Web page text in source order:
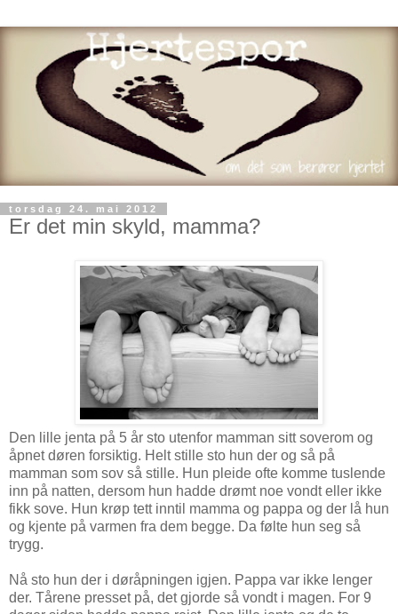
torsdag 24. mai 2012
Er det min skyld, mamma?
Den lille jenta på 5 år sto utenfor mamman sitt soverom og
åpnet døren forsiktig. Helt stille sto hun der og så på
mamman som sov så stille. Hun pleide ofte komme tuslende
inn på natten, dersom hun hadde drømt noe vondt eller ikke
fikk sove. Hun krøp tett inntil mamma og pappa og der lå hun
og kjente på varmen fra dem begge. Da følte hun seg så
trygg.
Nå sto hun der i døråpningen igjen. Pappa var ikke lenger
der. Tårene presset på, det gjorde så vondt i magen. For 9